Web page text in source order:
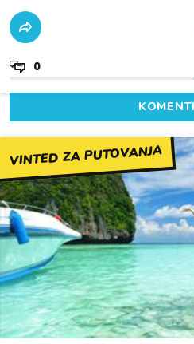
0
VINTED ZA PUTOVANJA